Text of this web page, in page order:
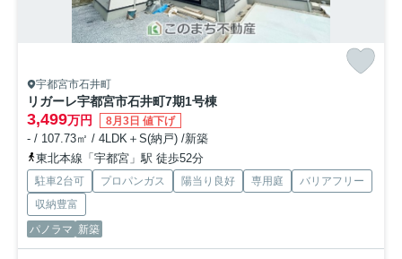
宇都宮市石井町
リガーレ宇都宮市石井町7期1号棟
3,499万円 8月3日 値下げ
- / 107.73㎡ / 4LDK＋S(納戸) /新築
東北本線「宇都宮」駅 徒歩52分
駐車2台可 プロパンガス 陽当り良好 専用庭
バリアフリー
収納豊富
パノラマ 新築